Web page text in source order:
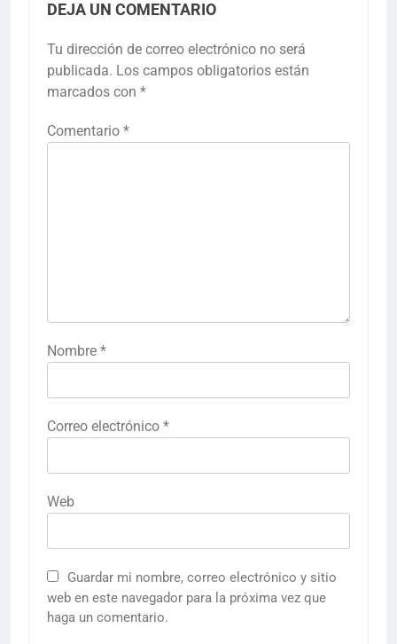
DEJA UN COMENTARIO
Tu dirección de correo electrónico no será
publicada. Los campos obligatorios están
marcados con *
Comentario *
Nombre *
Correo electrónico *
Web
Guardar mi nombre, correo electrónico y sitio
web en este navegador para la próxima vez que
haga un comentario.